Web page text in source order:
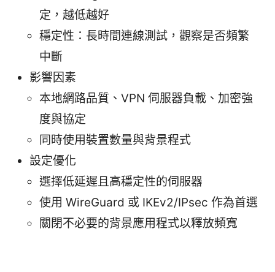
定，越低越好
穩定性：長時間連線測試，觀察是否頻繁
中斷
影響因素
本地網路品質、VPN 伺服器負載、加密強
度與協定
同時使用裝置數量與背景程式
設定優化
選擇低延遲且高穩定性的伺服器
使用 WireGuard 或 IKEv2/IPsec 作為首選
關閉不必要的背景應用程式以釋放頻寬